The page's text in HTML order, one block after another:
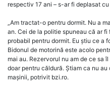
respectiv 17 ani – s-ar fi deplasat
„Am tractat-o pentru dormit. Nu a
an. Cei de la politie spuneau că ar
probabil pentru dormit. Eu știu ce a
Bidonul de motorină este acolo
mai au. Rezervorul nu am de ce sa
doar pentru căldură. Știam ca nu
mașinii, potrivit bzi.ro.